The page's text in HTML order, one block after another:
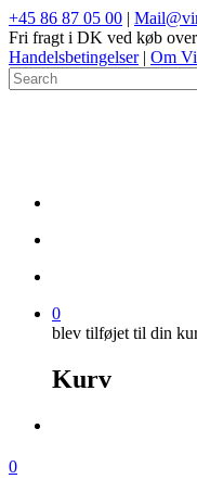
+45 86 87 05 00 |
Fri fragt i DK ved køb
Handelsbetingelser| Om
0
blev tilføjet til din
Kurv
0